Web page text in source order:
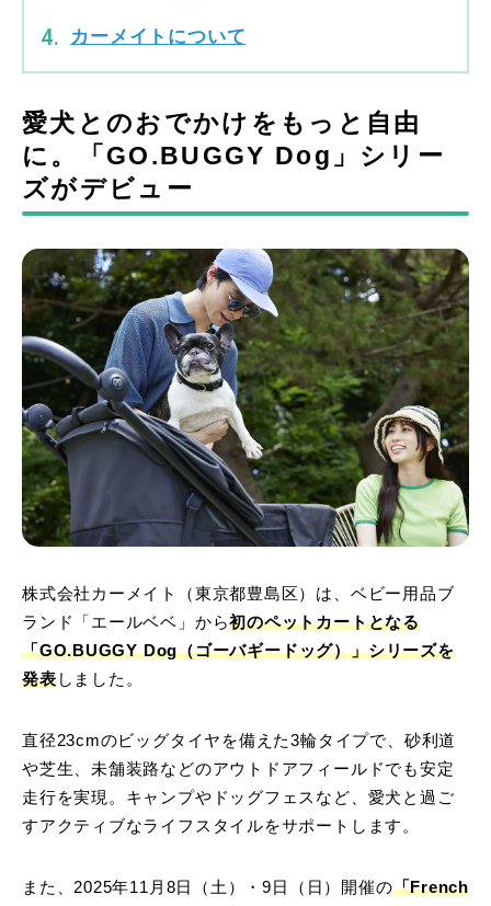
カーメイトについて
愛犬とのおでかけをもっと自由
に。「GO.BUGGY Dog」シリー
ズがデビュー
株式会社カーメイト（東京都豊島区）は、ベビー用品ブ
ランド「エールベベ」から初のペットカートとなる
「GO.BUGGY Dog（ゴーバギードッグ）」シリーズを
発表しました。
直径23cmのビッグタイヤを備えた3輪タイプで、砂利道
や芝生、未舗装路などのアウトドアフィールドでも安定
走行を実現。キャンプやドッグフェスなど、愛犬と過ご
すアクティブなライフスタイルをサポートします。
また、2025年11月8日（土）・9日（日）開催の「French